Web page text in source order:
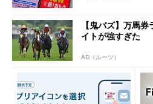
【鬼バズ】万馬
イトが強すぎた
AD（ルーツ）